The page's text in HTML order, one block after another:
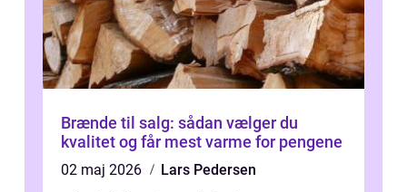
Brænde til salg: sådan vælger du
kvalitet og får mest varme for pengene
02 maj 2026
Lars Pedersen